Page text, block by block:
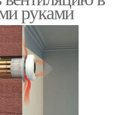
руками